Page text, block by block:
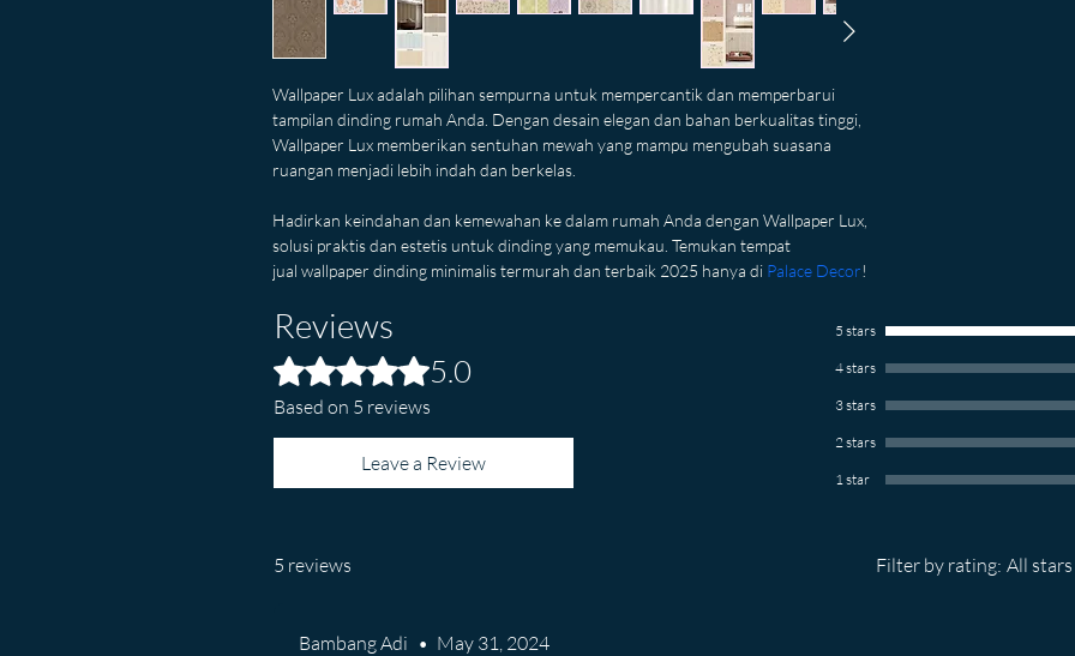
Wallpaper Lux adalah pilihan sempurna untuk mempercantik dan memperbarui
tampilan dinding rumah Anda. Dengan desain elegan dan bahan berkualitas tinggi,
Wallpaper Lux memberikan sentuhan mewah yang mampu mengubah suasana
ruangan menjadi lebih indah dan berkelas.
Hadirkan keindahan dan kemewahan ke dalam rumah Anda dengan Wallpaper Lux,
solusi praktis dan estetis untuk dinding yang memukau. Temukan tempat
jual wallpaper dinding minimalis termurah dan terbaik 2025 hanya di Palace Decor!
Reviews
Rated 5 out of 5 stars.
5.0
Based on 5 reviews
Leave a Review
5 stars
4 stars
3 stars
2 stars
1 star
5 reviews Filter by rating: All stars
Bambang Adi • May 31, 2024